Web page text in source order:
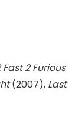
Fast 2 Furious
(2007), Last